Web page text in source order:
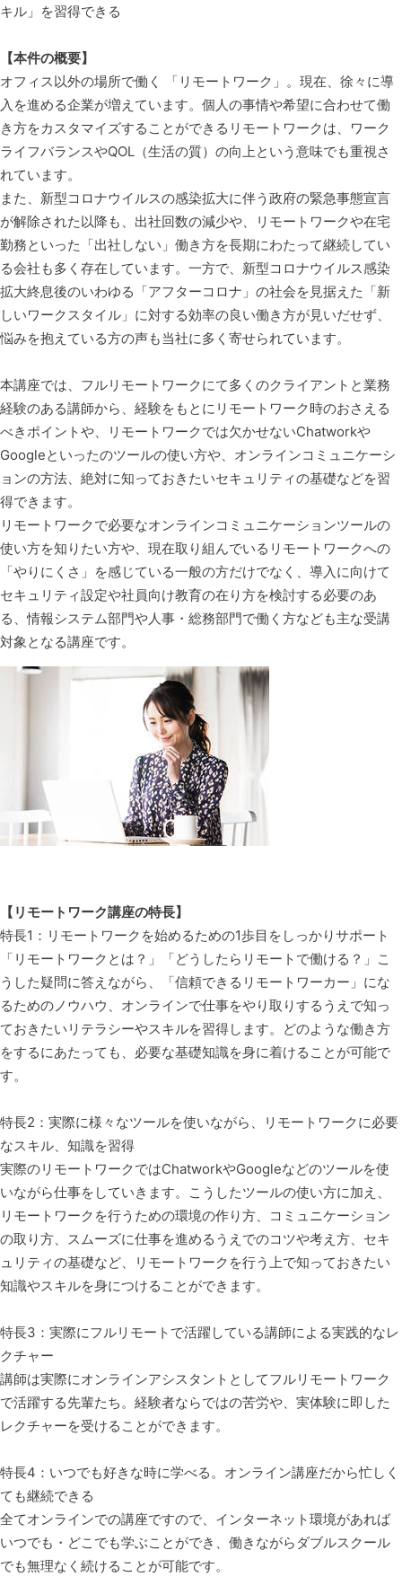
キル」を習得できる
【本件の概要】
オフィス以外の場所で働く 「リモートワーク」。現在、徐々に導
入を進める企業が増えています。個人の事情や希望に合わせて働
き方をカスタマイズすることができるリモートワークは、ワーク
ライフバランスやQOL（生活の質）の向上という意味でも重視さ
れています。
また、新型コロナウイルスの感染拡大に伴う政府の緊急事態宣言
が解除された以降も、出社回数の減少や、リモートワークや在宅
勤務といった「出社しない」働き方を長期にわたって継続してい
る会社も多く存在しています。一方で、新型コロナウイルス感染
拡大終息後のいわゆる「アフターコロナ」の社会を見据えた「新
しいワークスタイル」に対する効率の良い働き方が見いだせず、
悩みを抱えている方の声も当社に多く寄せられています。
本講座では、フルリモートワークにて多くのクライアントと業務
経験のある講師から、経験をもとにリモートワーク時のおさえる
べきポイントや、リモートワークでは欠かせないChatworkや
Googleといったのツールの使い方や、オンラインコミュニケーシ
ョンの方法、絶対に知っておきたいセキュリティの基礎などを習
得できます。
リモートワークで必要なオンラインコミュニケーションツールの
使い方を知りたい方や、現在取り組んでいるリモートワークへの
「やりにくさ」を感じている一般の方だけでなく、導入に向けて
セキュリティ設定や社員向け教育の在り方を検討する必要のあ
る、情報システム部門や人事・総務部門で働く方なども主な受講
対象となる講座です。
【リモートワーク講座の特長】
特長1：リモートワークを始めるための1歩目をしっかりサポート
「リモートワークとは？」「どうしたらリモートで働ける？」こ
うした疑問に答えながら、「信頼できるリモートワーカー」にな
るためのノウハウ、オンラインで仕事をやり取りするうえで知っ
ておきたいリテラシーやスキルを習得します。どのような働き方
をするにあたっても、必要な基礎知識を身に着けることが可能で
す。
特長2：実際に様々なツールを使いながら、リモートワークに必要
なスキル、知識を習得
実際のリモートワークではChatworkやGoogleなどのツールを使
いながら仕事をしていきます。こうしたツールの使い方に加え、
リモートワークを行うための環境の作り方、コミュニケーション
の取り方、スムーズに仕事を進めるうえでのコツや考え方、セキ
ュリティの基礎など、リモートワークを行う上で知っておきたい
知識やスキルを身につけることができます。
特長3：実際にフルリモートで活躍している講師による実践的なレ
クチャー
講師は実際にオンラインアシスタントとしてフルリモートワーク
で活躍する先輩たち。経験者ならではの苦労や、実体験に即した
レクチャーを受けることができます。
特長4：いつでも好きな時に学べる。オンライン講座だから忙しく
ても継続できる
全てオンラインでの講座ですので、インターネット環境があれば
いつでも・どこでも学ぶことができ、働きながらダブルスクール
でも無理なく続けることが可能です。